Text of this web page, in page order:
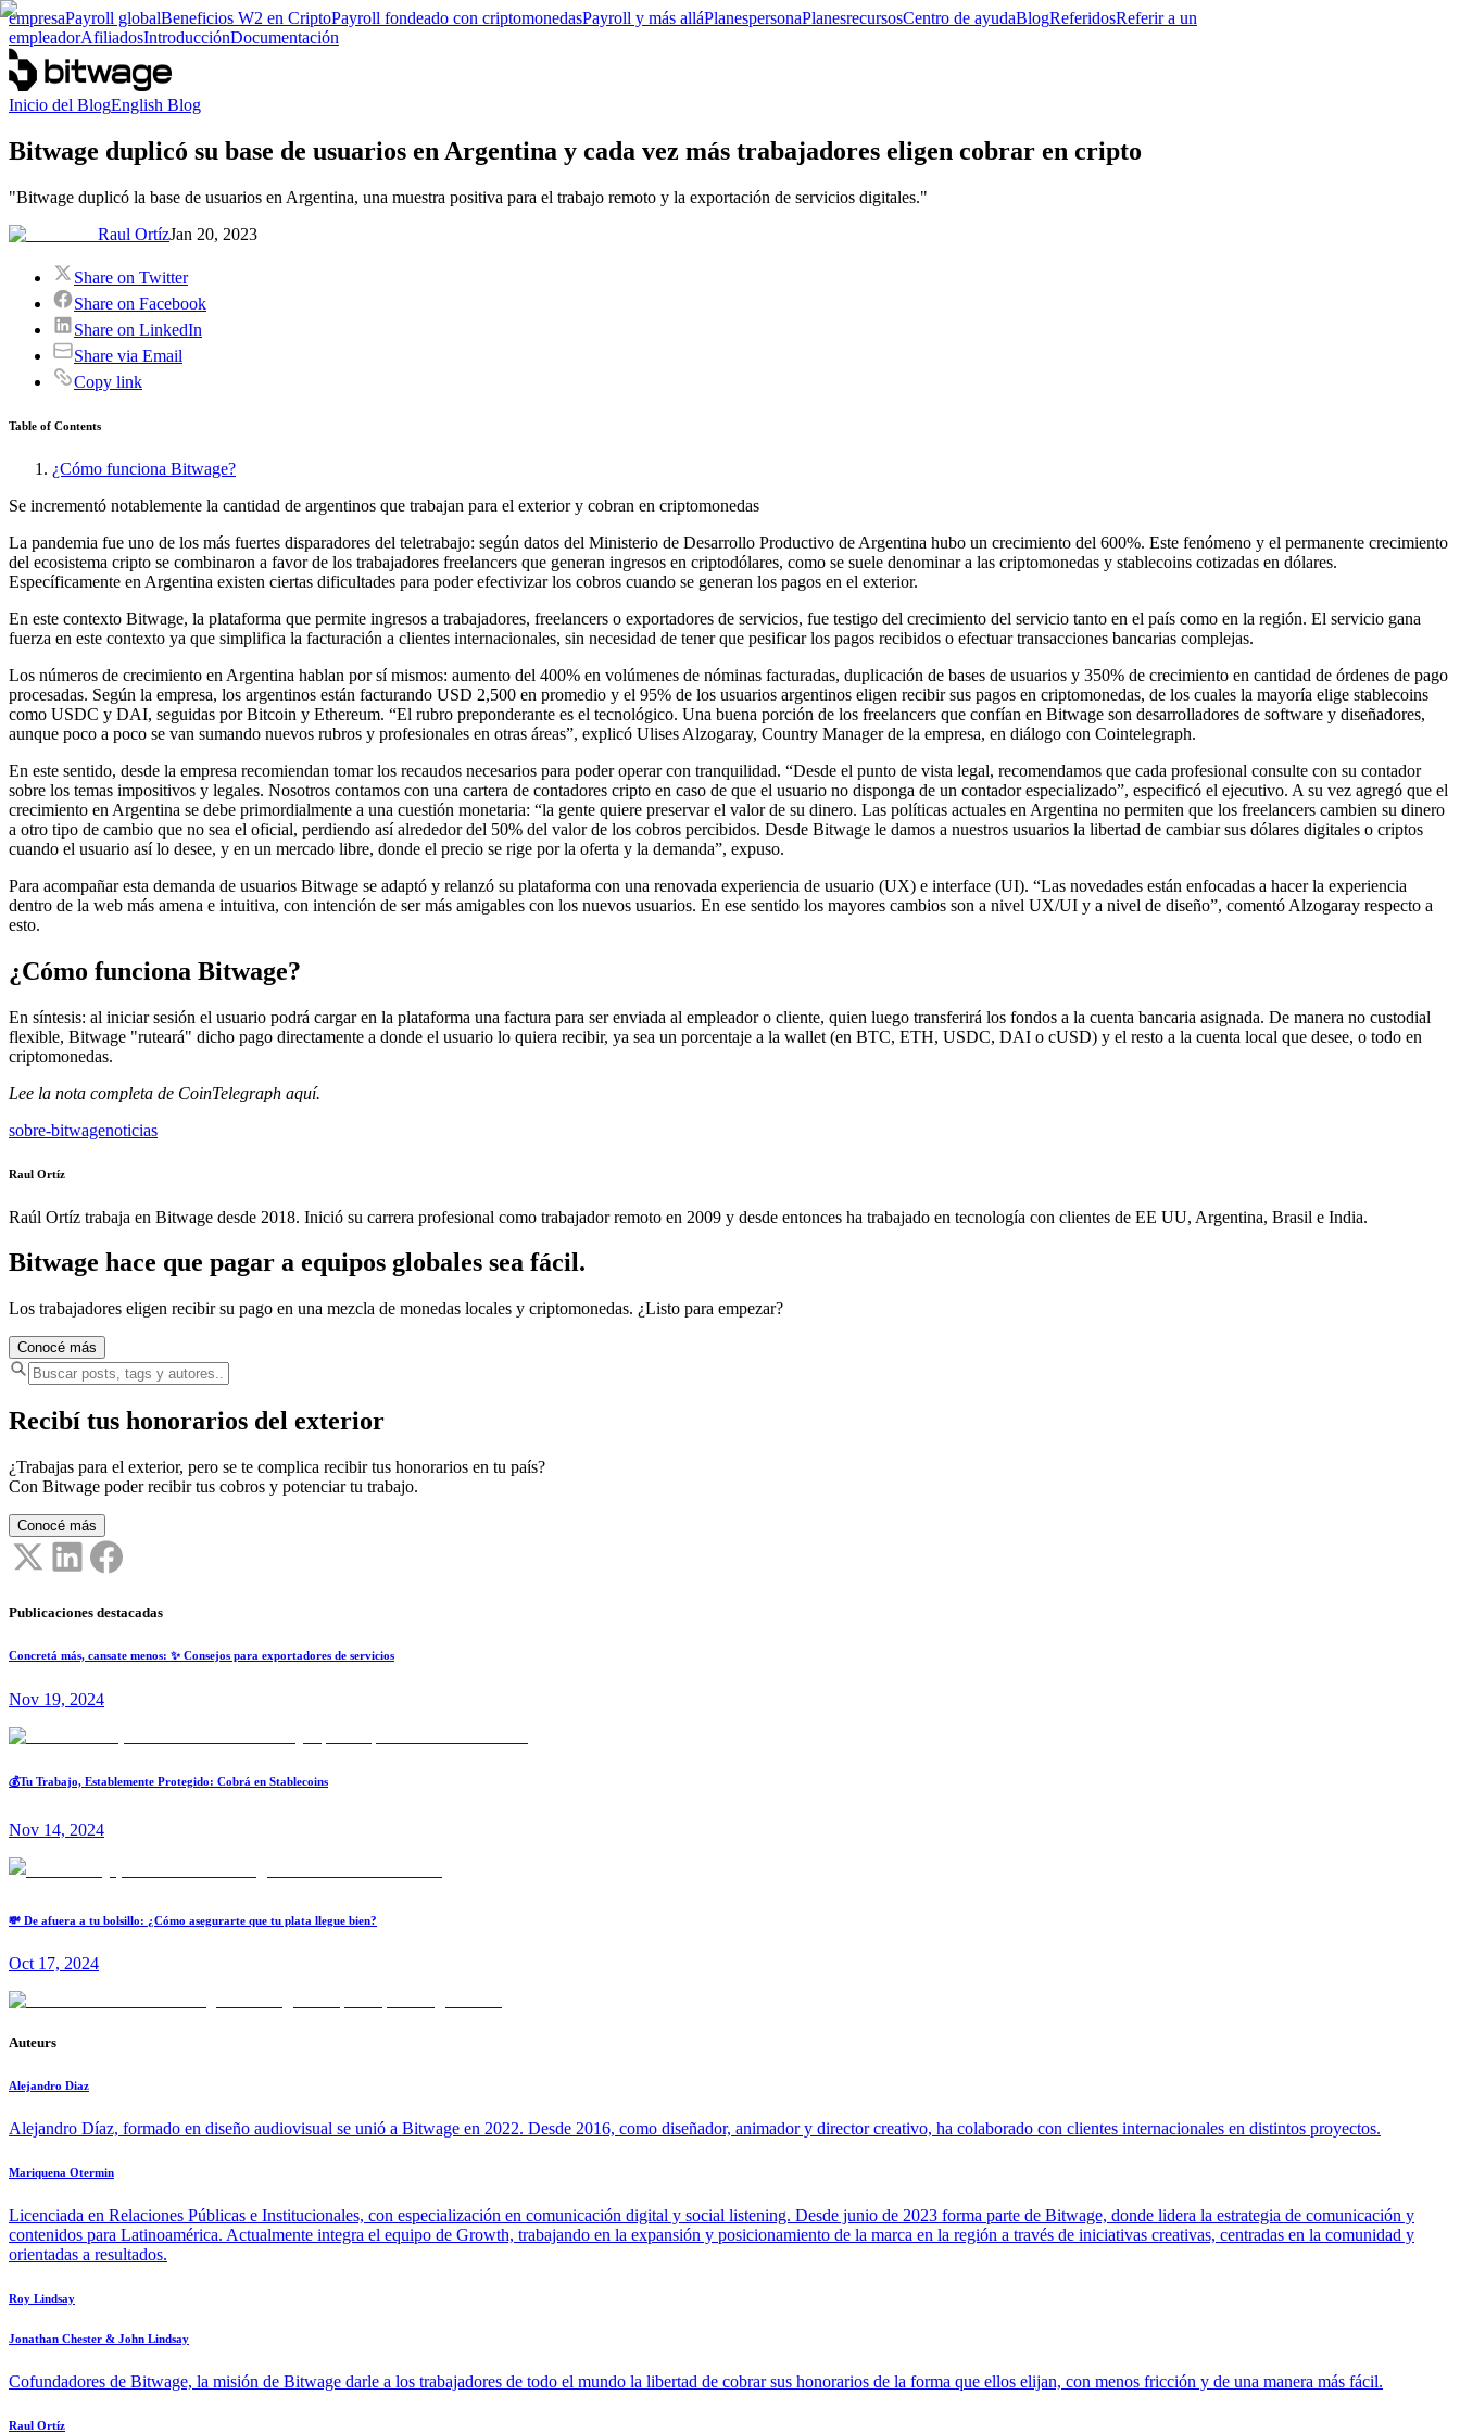
empresaPayroll globalBeneficios W2 en CriptoPayroll fondeado con criptomonedasPayroll y más alláPlanespersonaPlanesrecursosCentro de ayudaBlogReferidosReferir a un
empleadorAfiliadosIntroducciónDocumentación
Inicio del BlogEnglish Blog
Bitwage duplicó su base de usuarios en Argentina y cada vez más trabajadores eligen cobrar en cripto
"Bitwage duplicó la base de usuarios en Argentina, una muestra positiva para el trabajo remoto y la exportación de servicios digitales."
Raul OrtízJan 20, 2023
Share on Twitter
Share on Facebook
Share on LinkedIn
Share via Email
Copy link
Table of Contents
¿Cómo funciona Bitwage?
Se incrementó notablemente la cantidad de argentinos que trabajan para el exterior y cobran en criptomonedas
La pandemia fue uno de los más fuertes disparadores del teletrabajo: según datos del Ministerio de Desarrollo Productivo de Argentina hubo un crecimiento del 600%. Este fenómeno y el permanente crecimiento
del ecosistema cripto se combinaron a favor de los trabajadores freelancers que generan ingresos en criptodólares, como se suele denominar a las criptomonedas y stablecoins cotizadas en dólares.
Específicamente en Argentina existen ciertas dificultades para poder efectivizar los cobros cuando se generan los pagos en el exterior.
En este contexto Bitwage, la plataforma que permite ingresos a trabajadores, freelancers o exportadores de servicios, fue testigo del crecimiento del servicio tanto en el país como en la región. El servicio gana
fuerza en este contexto ya que simplifica la facturación a clientes internacionales, sin necesidad de tener que pesificar los pagos recibidos o efectuar transacciones bancarias complejas.
Los números de crecimiento en Argentina hablan por sí mismos: aumento del 400% en volúmenes de nóminas facturadas, duplicación de bases de usuarios y 350% de crecimiento en cantidad de órdenes de pago
procesadas. Según la empresa, los argentinos están facturando USD 2,500 en promedio y el 95% de los usuarios argentinos eligen recibir sus pagos en criptomonedas, de los cuales la mayoría elige stablecoins
como USDC y DAI, seguidas por Bitcoin y Ethereum. “El rubro preponderante es el tecnológico. Una buena porción de los freelancers que confían en Bitwage son desarrolladores de software y diseñadores,
aunque poco a poco se van sumando nuevos rubros y profesionales en otras áreas”, explicó Ulises Alzogaray, Country Manager de la empresa, en diálogo con Cointelegraph.
En este sentido, desde la empresa recomiendan tomar los recaudos necesarios para poder operar con tranquilidad. “Desde el punto de vista legal, recomendamos que cada profesional consulte con su contador
sobre los temas impositivos y legales. Nosotros contamos con una cartera de contadores cripto en caso de que el usuario no disponga de un contador especializado”, especificó el ejecutivo. A su vez agregó que el
crecimiento en Argentina se debe primordialmente a una cuestión monetaria: “la gente quiere preservar el valor de su dinero. Las políticas actuales en Argentina no permiten que los freelancers cambien su dinero
a otro tipo de cambio que no sea el oficial, perdiendo así alrededor del 50% del valor de los cobros percibidos. Desde Bitwage le damos a nuestros usuarios la libertad de cambiar sus dólares digitales o criptos
cuando el usuario así lo desee, y en un mercado libre, donde el precio se rige por la oferta y la demanda”, expuso.
Para acompañar esta demanda de usuarios Bitwage se adaptó y relanzó su plataforma con una renovada experiencia de usuario (UX) e interface (UI). “Las novedades están enfocadas a hacer la experiencia
dentro de la web más amena e intuitiva, con intención de ser más amigables con los nuevos usuarios. En ese sentido los mayores cambios son a nivel UX/UI y a nivel de diseño”, comentó Alzogaray respecto a
esto.
¿Cómo funciona Bitwage?
En síntesis: al iniciar sesión el usuario podrá cargar en la plataforma una factura para ser enviada al empleador o cliente, quien luego transferirá los fondos a la cuenta bancaria asignada. De manera no custodial
flexible, Bitwage "ruteará" dicho pago directamente a donde el usuario lo quiera recibir, ya sea un porcentaje a la wallet (en BTC, ETH, USDC, DAI o cUSD) y el resto a la cuenta local que desee, o todo en
criptomonedas.
Lee la nota completa de CoinTelegraph aquí.
sobre-bitwagenoticias
Raul Ortíz
Raúl Ortíz trabaja en Bitwage desde 2018. Inició su carrera profesional como trabajador remoto en 2009 y desde entonces ha trabajado en tecnología con clientes de EE UU, Argentina, Brasil e India.
Bitwage hace que pagar a equipos globales sea fácil.
Los trabajadores eligen recibir su pago en una mezcla de monedas locales y criptomonedas. ¿Listo para empezar?
Conocé más
Recibí tus honorarios del exterior
¿Trabajas para el exterior, pero se te complica recibir tus honorarios en tu país?
Con Bitwage poder recibir tus cobros y potenciar tu trabajo.
Conocé más
Publicaciones destacadas
Concretá más, cansate menos: ✨ Consejos para exportadores de servicios
Nov 19, 2024
💰Tu Trabajo, Establemente Protegido: Cobrá en Stablecoins
Nov 14, 2024
💸 De afuera a tu bolsillo: ¿Cómo asegurarte que tu plata llegue bien?
Oct 17, 2024
Auteurs
Alejandro Diaz
Alejandro Díaz, formado en diseño audiovisual se unió a Bitwage en 2022. Desde 2016, como diseñador, animador y director creativo, ha colaborado con clientes internacionales en distintos proyectos.
Mariquena Otermin
Licenciada en Relaciones Públicas e Institucionales, con especialización en comunicación digital y social listening. Desde junio de 2023 forma parte de Bitwage, donde lidera la estrategia de comunicación y
contenidos para Latinoamérica. Actualmente integra el equipo de Growth, trabajando en la expansión y posicionamiento de la marca en la región a través de iniciativas creativas, centradas en la comunidad y
orientadas a resultados.
Roy Lindsay
Jonathan Chester & John Lindsay
Cofundadores de Bitwage, la misión de Bitwage darle a los trabajadores de todo el mundo la libertad de cobrar sus honorarios de la forma que ellos elijan, con menos fricción y de una manera más fácil.
Raul Ortíz